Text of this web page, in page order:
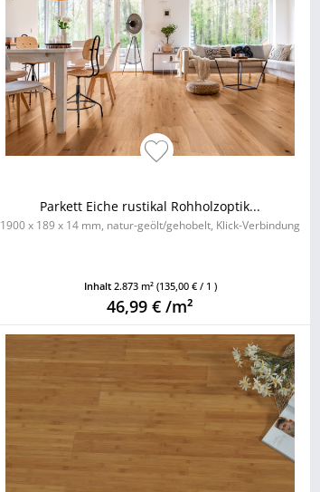
Parkett Eiche rustikal Rohholzoptik...
1900 x 189 x 14 mm, natur-geölt/gehobelt, Klick-Verbindung
Inhalt 2.873 m² (135,00 € / 1 )
46,99 € /m²